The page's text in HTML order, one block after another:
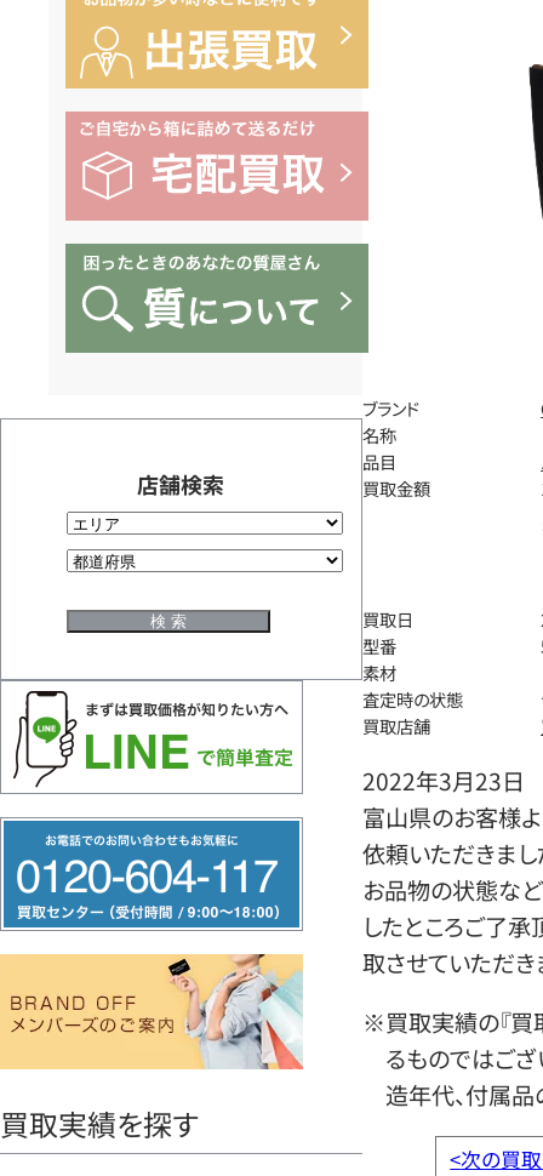
店舗検索
リ
ー
ヤ
買取実績を探す
ブランド
名称
品目
買取金額
買取日
型番
素材
査定時の状態
買取店舗
2022年3月23日
富山県のお客様
依頼いただきまし
お品物の状態など
したところご了
取させていただき
※買取実績の『買
るものではござ
造年代、付属品
<次の買